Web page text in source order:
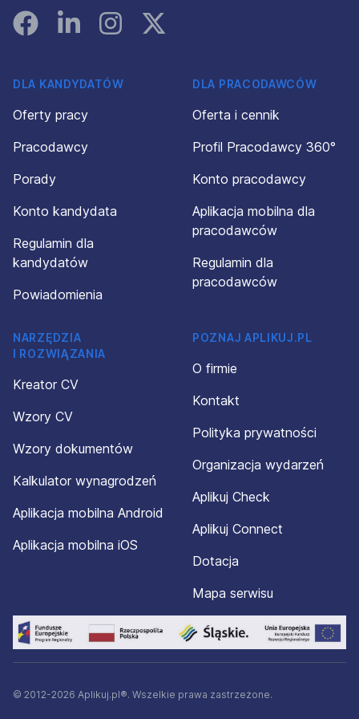
FacebookLinked InInstagramInstagram
DLA KANDYDATÓW
Oferty pracy
Pracodawcy
Porady
Konto kandydata
Regulamin dla
kandydatów
Powiadomienia
DLA PRACODAWCÓW
Oferta i cennik
Profil Pracodawcy 360°
Konto pracodawcy
Aplikacja mobilna dla
pracodawców
Regulamin dla
pracodawców
NARZĘDZIA
I ROZWIĄZANIA
Kreator CV
Wzory CV
Wzory dokumentów
Kalkulator wynagrodzeń
Aplikacja mobilna Android
Aplikacja mobilna iOS
POZNAJ APLIKUJ.PL
O firmie
Kontakt
Polityka prywatności
Organizacja wydarzeń
Aplikuj Check
Aplikuj Connect
Dotacja
Mapa serwisu
© 2012-2026 Aplikuj.pl®. Wszelkie prawa zastrzeżone.